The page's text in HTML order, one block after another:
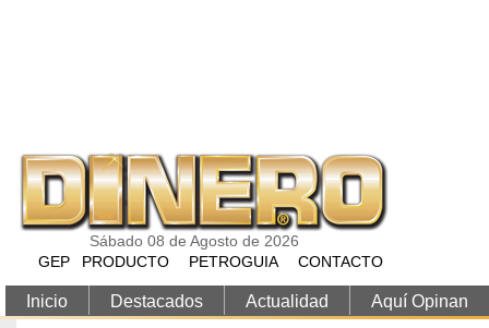
Sábado 08 de Agosto de 2026
GEP
PRODUCTO PETROGUIA CONTACTO
Inicio Destacados Actualidad Aquí Opinan